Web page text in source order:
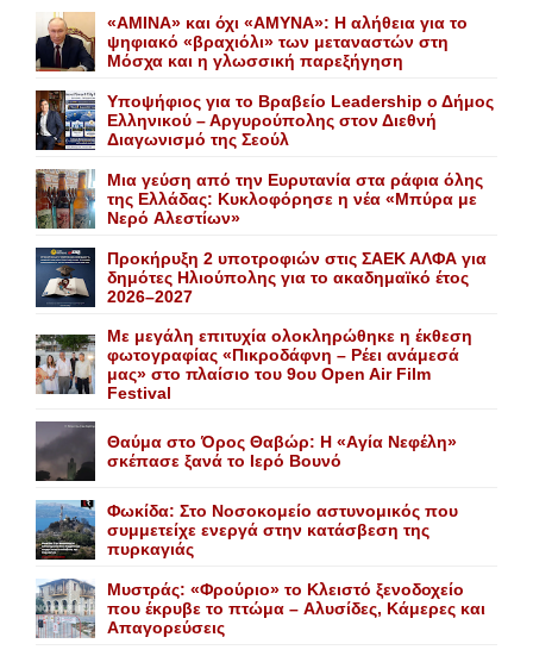
«AMINA» και όχι «ΑΜΥΝΑ»: Η αλήθεια για το
ψηφιακό «βραχιόλι» των μεταναστών στη
Μόσχα και η γλωσσική παρεξήγηση
Yποψήφιος για το Bραβείο Leadership ο Δήμος
Ελληνικού – Αργυρούπολης στον Διεθνή
Διαγωνισμό της Σεούλ
Mια γεύση από την Eυρυτανία στα ράφια όλης
της Ελλάδας: Κυκλοφόρησε η νέα «Μπύρα με
Nερό Aλεστίων»
Προκήρυξη 2 υποτροφιών στις ΣΑΕΚ ΑΛΦΑ για
δημότες Ηλιούπολης για το ακαδημαϊκό έτος
2026–2027
Με μεγάλη επιτυχία ολοκληρώθηκε η έκθεση
φωτογραφίας «Πικροδάφνη – Ρέει ανάμεσά
μας» στο πλαίσιο του 9ου Open Air Film
Festival
Θαύμα στο Όρος Θαβώρ: H «Aγία Nεφέλη»
σκέπασε ξανά το Iερό Bουνό
Φωκίδα: Στο Νοσοκομείο αστυνομικός που
συμμετείχε ενεργά στην κατάσβεση της
πυρκαγιάς
Mυστράς: «Φρούριο» το Kλειστό ξενοδοχείο
που έκρυβε το πτώμα – Aλυσίδες, Kάμερες και
Aπαγορεύσεις